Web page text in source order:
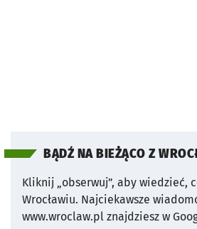
BĄDŹ NA BIEŻĄCO Z
Kliknij „obserwuj”, aby wiedzieć,
Wrocławiu. Najciekawsze
www.wroclaw.pl znajdziesz w